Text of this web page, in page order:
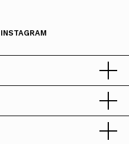
INSTAGRAM